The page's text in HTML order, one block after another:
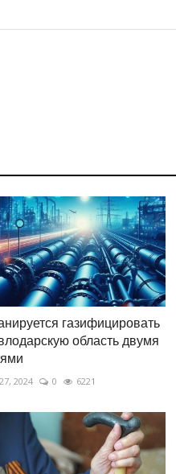
газифицировать
область двумя
2024 0 6221